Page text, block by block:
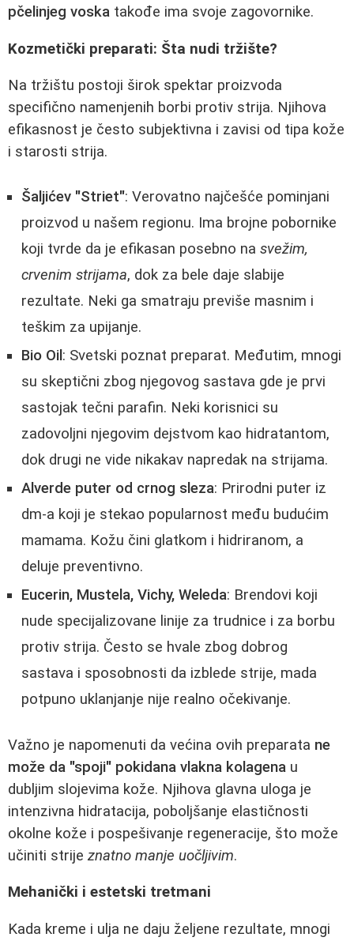
pčelinjeg voska takođe ima svoje zagovornike.
Kozmetički preparati: Šta nudi tržište?
Na tržištu postoji širok spektar proizvoda
specifično namenjenih borbi protiv strija. Njihova
efikasnost je često subjektivna i zavisi od tipa kože
i starosti strija.
Šaljićev "Striet": Verovatno najčešće pominjani
proizvod u našem regionu. Ima brojne pobornike
koji tvrde da je efikasan posebno na svežim,
crvenim strijama, dok za bele daje slabije
rezultate. Neki ga smatraju previše masnim i
teškim za upijanje.
Bio Oil : Svetski poznat preparat. Međutim, mnogi
su skeptični zbog njegovog sastava gde je prvi
sastojak tečni parafin. Neki korisnici su
zadovoljni njegovim dejstvom kao hidratantom,
dok drugi ne vide nikakav napredak na strijama.
Alverde puter od crnog sleza: Prirodni puter iz
dm-a koji je stekao popularnost među budućim
mamama. Kožu čini glatkom i hidriranom, a
deluje preventivno.
Eucerin, Mustela, Vichy, Weleda: Brendovi koji
nude specijalizovane linije za trudnice i za borbu
protiv strija. Često se hvale zbog dobrog
sastava i sposobnosti da izblede strije, mada
potpuno uklanjanje nije realno očekivanje.
Važno je napomenuti da većina ovih preparata ne
može da "spoji" pokidana vlakna kolagena u
dubljim slojevima kože. Njihova glavna uloga je
intenzivna hidratacija, poboljšanje elastičnosti
okolne kože i pospešivanje regeneracije, što može
učiniti strije znatno manje uočljivim.
Mehanički i estetski tretmani
Kada kreme i ulja ne daju željene rezultate, mnogi